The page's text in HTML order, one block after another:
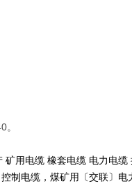
矿用电缆 橡套电缆 电力电
制电缆，煤矿用〔交联〕电